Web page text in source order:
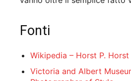
Fonti
Wikipedia – Horst P. Horst
Victoria and Albert